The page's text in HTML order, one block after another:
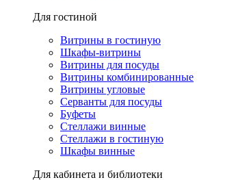
Для гостиной
Витрины в гостиную
Шкафы-витрины
Витрины для посуды
Витрины комбинированные
Витрины угловые
Серванты для посуды
Буфеты
Стеллажи винные
Стеллажи в гостиную
Шкафы винные
Для кабинета и библиотеки